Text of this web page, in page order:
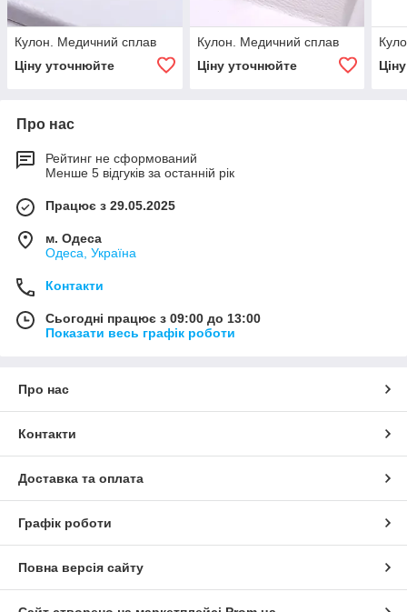
Кулон. Медичний сплав
Ціну уточнюйте
Кулон. Медичний сплав
Ціну уточнюйте
Про нас
Рейтинг не сформований
Менше 5 відгуків за останній рік
Працює з 29.05.2025
м. Одеса
Одеса, Україна
Контакти
Сьогодні працює з 09:00 до 13:00
Показати весь графік роботи
Про нас
Контакти
Доставка та оплата
Графік роботи
Повна версія сайту